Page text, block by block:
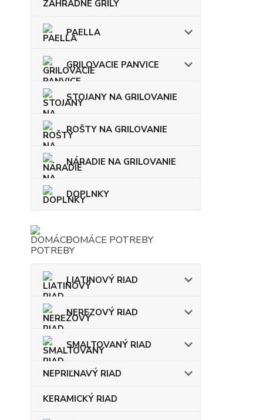
ZÁHRADNÉ GRILY
PAELLA
GRILOVACIE PANVICE
STOJANY NA GRILOVANIE
ROŠTY NA GRILOVANIE
NÁRADIE NA GRILOVANIE
DOPLNKY
DOMÁCE POTREBY
LIATINOVÝ RIAD
NEREZOVÝ RIAD
SMALTOVANÝ RIAD
NEPRIĽNAVÝ RIAD
KERAMICKÝ RIAD